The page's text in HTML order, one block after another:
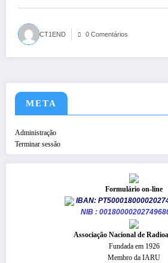
CT1END 0 Comentários
META
Administração
Terminar sessão
Formulário on-line
IBAN:
NIB :
​Associação Nacional de
Fundada em 1926
Membro da IARU